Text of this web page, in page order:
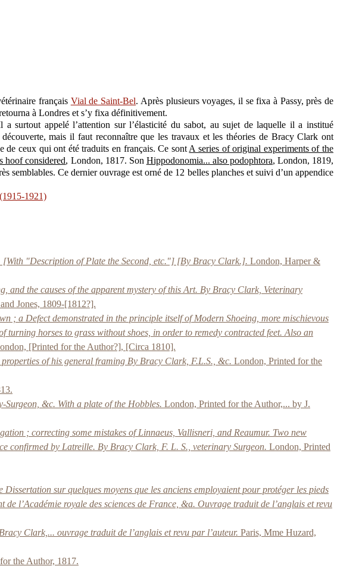
français Vial de Saint-Bel. Après plusieurs voyages, il se fixa à Passy, près de
à Londres et s’y fixa définitivement.
surtout appelé l’attention sur l’élasticité du sabot, au sujet de laquelle il a institué
mais il faut reconnaître que les travaux et les théories de Bracy Clark ont
de ceux qui ont été traduits en français. Ce sont A series of original experiments of the
hoof considered, London, 1817. Son Hippodonomia... also podophtora, London, 1819,
semblables. Ce dernier ouvrage est orné de 12 belles planches et suivi d’un appendice
1921)
"Description of Plate the Second, etc."] [By Bracy Clark.]. London, Harper &
and the causes of the apparent mystery of this Art. By Bracy Clark, Veterinary
Jones, 1809-[1812?].
; a Defect demonstrated in the principle itself of Modern Shoeing, more mischievous
turning horses to grass without shoes, in order to remedy contracted feet. Also an
[Printed for the Author?], [Circa 1810].
of his general framing By Bracy Clark, F.L.S., &c. London, Printed for the
&c. With a plate of the Hobbles. London, Printed for the Author,... by J.
; correcting some mistakes of Linnaeus, Vallisneri, and Reaumur. Two new
confirmed by Latreille. By Bracy Clark, F. L. S., veterinary Surgeon. London, Printed
sur quelques moyens que les anciens employaient pour protéger les pieds
l’Académie royale des sciences de France, &a. Ouvrage traduit de l’anglais et revu
Clark,... ouvrage traduit de l’anglais et revu par l’auteur. Paris, Mme Huzard,
the Author, 1817.